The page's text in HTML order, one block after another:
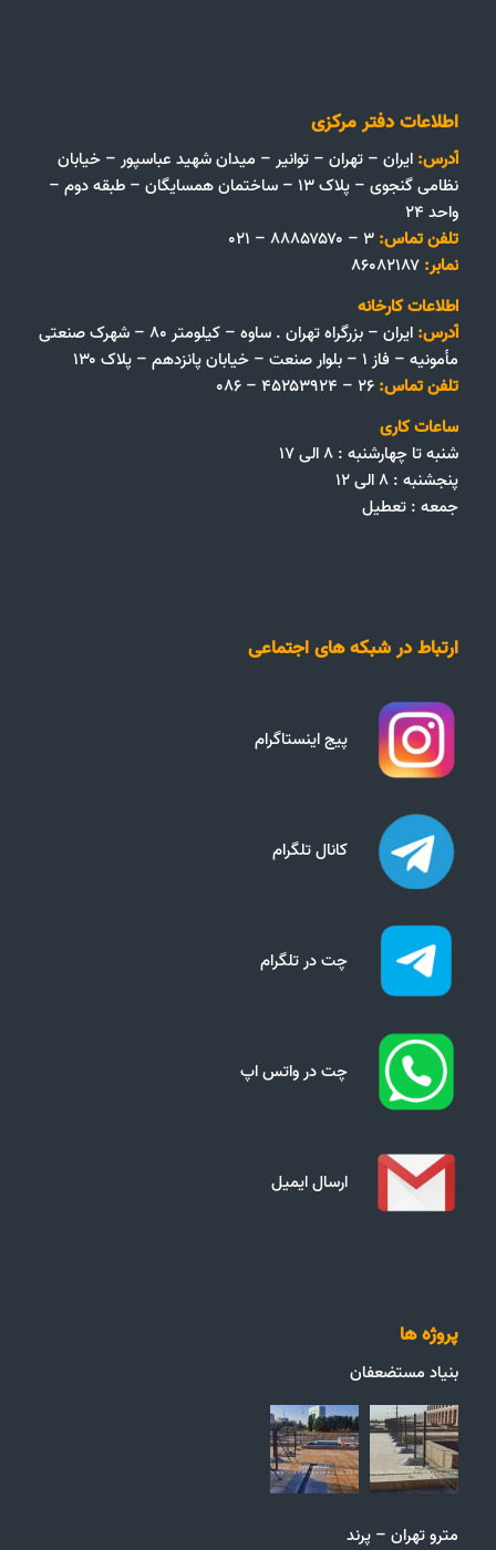
اطلاعات دفتر مرکزی
آدرس: ایران – تهران – توانیر – میدان شهید عباسپور – خیابان
نظامی گنجوی – پلاک ۱۳ – ساختمان همسایگان – طبقه دوم –
واحد ۲۴
تلفن تماس:
نمابر:
اطلاعات کارخانه
آدرس:
ایران – بزرگراه تهران . ساوه – کیلومتر ۸۰ – شهرک صنعتی
مأمونیه – فاز ۱ – بلوار صنعت – خیابان پانزدهم – پلاک ۱۳۰
تلفن تماس:
ساعات کاری
شنبه تا چهارشنبه : ۸ الی ۱۷
پنجشنبه : ۸ الی ۱۲
جمعه‌ :‌ تعطیل
ارتباط در شبکه های اجتماعی
پیج اینستاگرام
کانال تلگرام
چت در تلگرام
چت در واتس اپ
ارسال ایمیل
پروژه ها
بنیاد مستضعفان
مترو تهران – پرند